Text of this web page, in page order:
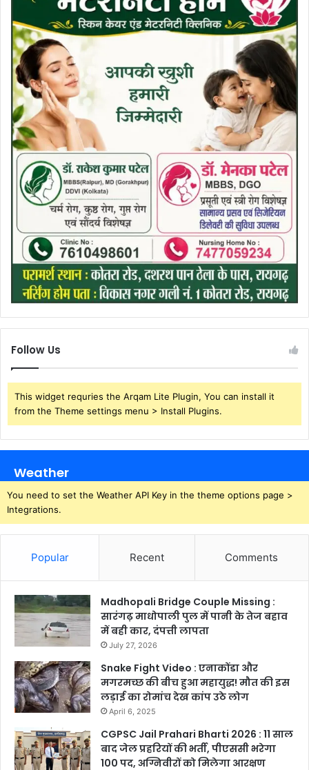
Follow Us
This widget requries the Arqam Lite Plugin, You can install it
from the Theme settings menu > Install Plugins.
Weather
You need to set the Weather API Key in the theme options page >
Integrations.
Popular Recent Comments
Madhopali Bridge Couple Missing :
सारंगढ़ माधोपाली पुल में पानी के तेज बहाव
में बही कार, दंपत्ती लापता
July 27, 2026
Snake Fight Video : एनाकोंडा और
मगरमच्छ की बीच हुआ महायुद्ध! मौत की इस
लड़ाई का रोमांच देख कांप उठे लोग
April 6, 2025
CGPSC Jail Prahari Bharti 2026 : 11 साल
बाद जेल प्रहरियों की भर्ती, पीएससी भरेगा
100 पद, अग्निवीरों को मिलेगा आरक्षण